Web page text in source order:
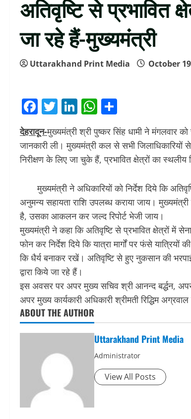
अतिवृष्टि से प्रभावित
जा रहे हैं-मुख्यमंत्री
Uttarakhand Print Media October
Facebook
Twitter
LinkedIn
WhatsApp
देहरादून-मुख्यमंत्री श्री पुष्कर सिंह धामी ने मंगलवार
जानकारी ली। मुख्यमंत्री कल से सभी जिलाधिकारियों
निरीक्षण के लिए जा चुके हैं, प्रभावित क्षेत्रों का स्थलीय
मुख्यमंत्री ने अधिकारियों को निर्देश दिये कि
अनुमन्य सहायता राशि उपलब्ध कराया जाय।
है, उसका आकलन कर जल्द रिपोर्ट भेजी जाय।
मुख्यमंत्री ने कहा कि अतिवृष्टि से प्रभावित क्षेत्रों में
फोन कर निर्देश दिये कि यात्रा मार्गों पर फंसे
कि धैर्य बनाकर रखें। अतिवृष्टि से हुए नुकसान की
द्वारा किये जा रहे हैं।
इस अवसर पर अपर मुख्य सचिव श्री आनन्द बर्द्धन,
अपर मुख्य कार्यकारी अधिकारी श्रीमती रिद्धिम
ABOUT THE AUTHOR
Uttarakhand Print Media
Administrator
View All Posts